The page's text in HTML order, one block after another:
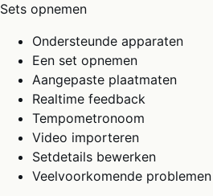
Sets opnemen
Ondersteunde apparaten
Een set opnemen
Aangepaste plaatmaten
Realtime feedback
Tempometronoom
Video importeren
Setdetails bewerken
Veelvoorkomende problemen